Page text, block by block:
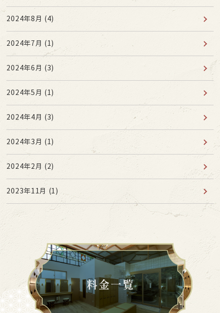
2024年8月 (4)
2024年7月 (1)
2024年6月 (3)
2024年5月 (1)
2024年4月 (3)
2024年3月 (1)
2024年2月 (2)
2023年11月 (1)